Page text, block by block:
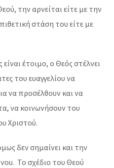
την αρνείται είτε με την
στάση του είτε με
έτοιμο, ο Θεός στέλνει
του ευαγγελίου να
να προσέλθουν και να
να κοινωνήσουν του
Χριστού.
δεν σημαίνει και την
Το σχέδιο του Θεού